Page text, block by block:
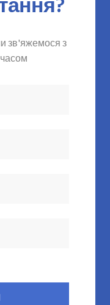
зв'яжемося з